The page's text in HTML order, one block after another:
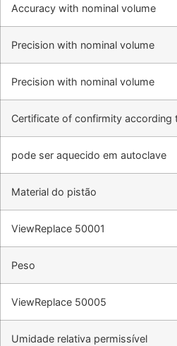
Accuracy with nominal volume
Precision with nominal volume
Precision with nominal volume
Certificate of confirmity according
pode ser aquecido em autoclave
Material do pistão
ViewReplace 50001
Peso
ViewReplace 50005
Umidade relativa permissível